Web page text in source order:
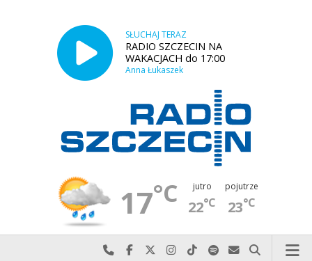
SŁUCHAJ TERAZ
RADIO SZCZECIN NA
WAKACJACH do 17:00
Anna Łukaszek
17°C jutro
22°C
pojutrze
23°C
Najlepiej po prostu do nas zadzwoń
Odwiedź nas na Facebook-u
Odwiedź nas na X
Odwiedź nas na Instagram-ie
Odwiedź nas na TikTok-u
Szukaj nas na Spotify
Wyślij do nas
Szukaj